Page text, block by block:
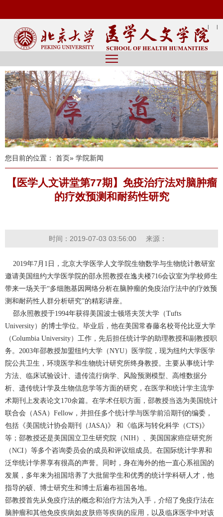
| |
您目前的位置： 首页» 学院新闻
【医学人文讲堂第77期】免疫治疗法对脑肿瘤
的疗效预测和耐药性研究
时间：2019-07-03 03:56:00 来源：
2019年7月1日，北京大学医学人文学院生物数学与生物统计教研室
邀请美国纽约大学医学院的邵永照教授在逸夫楼716会议室为学校师生
带来一场关于“多细胞基因网络分析在脑肿瘤的免疫治疗法中的疗效预
测和耐药性人群分析研究”的精彩讲座。
邵永照教授于1994年获得美国波士顿塔夫茨大学（Tufts
University）的博士学位。毕业后，他在美国常春藤名校哥伦比亚大学
（Columbia University）工作，先后担任统计学的助理教授和副教授职
务。2003年邵教授加盟纽约大学（NYU）医学院，现为纽约大学医学
院公共卫生，环境医学和生物统计研究所终身教授。主要从事统计学
方法、临床试验设计、遗传流行病学、风险预测模型、高维数据分
析、遗传统计学及生物信息学等方面的研究，在医学和统计学主流学
术期刊上发表论文170余篇。在学术任职方面，邵教授当选为美国统计
联合会（ASA）Fellow，并担任多个统计学与医学前沿期刊的编委，
包括《美国统计协会期刊（JASA)》 和《临床与转化科学（CTS)》
等；邵教授还是美国国立卫生研究院（NIH）、美国国家癌症研究所
（NCI）等多个咨询委员会的成员和评议组成员。在国际统计学界和
泛华统计学界享有很高的声誉。同时，身在海外的他一直心系祖国的
发展，多年来为祖国培养了大批留学生和优秀的统计学科研人才，他
指导的硕、博士研究生和博士后遍布祖国各地。
邵教授首先从免疫疗法的概念和治疗方法为入手，介绍了免疫疗法在
脑肿瘤和其他免疫疾病如皮肤癌等疾病的应用，以及临床医学中对该